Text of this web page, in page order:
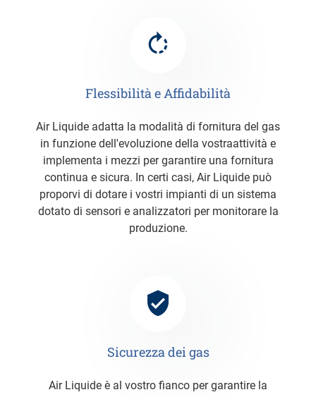
Flessibilità e Affidabilità
Air Liquide adatta la modalità di fornitura del gas
in funzione dell'evoluzione della vostraattività e
implementa i mezzi per garantire una fornitura
continua e sicura. In certi casi, Air Liquide può
proporvi di dotare i vostri impianti di un sistema
dotato di sensori e analizzatori per monitorare la
produzione.
Sicurezza dei gas
Air Liquide è al vostro fianco per garantire la